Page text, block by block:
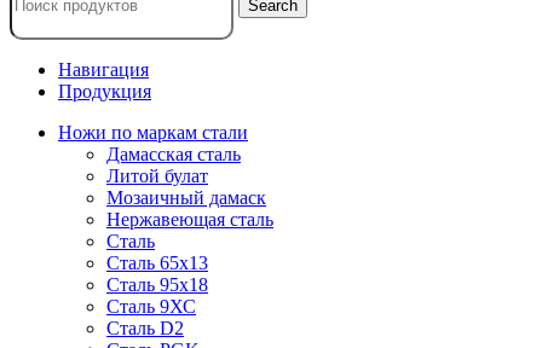
Search
Навигация
Продукция
Ножи по маркам стали
Дамасская сталь
Литой булат
Мозаичный дамаск
Нержавеющая сталь
Сталь
Сталь 65х13
Сталь 95х18
Сталь 9ХС
Сталь D2